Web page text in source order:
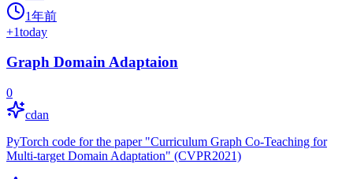
1年前
+1today
Graph Domain Adaptaion
0
cdan
PyTorch code for the paper "Curriculum Graph Co-Teaching for
Multi-target Domain Adaptation" (CVPR2021)